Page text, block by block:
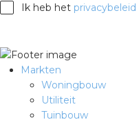
Ik heb het privacybeleid
Markten
Woningbouw
Utiliteit
Tuinbouw